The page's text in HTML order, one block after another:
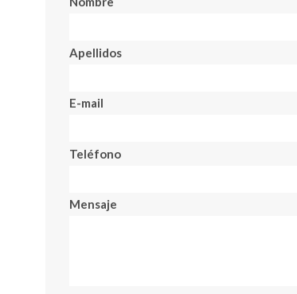
Apellidos
E-mail
Teléfono
Mensaje